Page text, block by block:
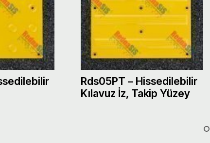
Rds05PT – Hissedilebilir
Kılavuz İz, Takip Yüzey